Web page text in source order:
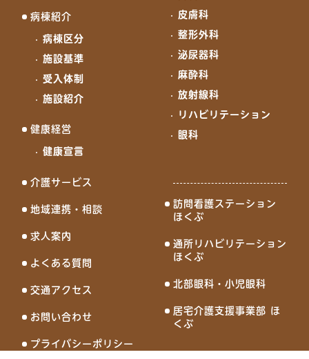
病棟紹介
病棟区分
施設基準
受入体制
施設紹介
健康経営
健康宣言
皮膚科
整形外科
泌尿器科
麻酔科
放射線科
リハビリテーション
眼科
介護サービス
地域連携・相談
求人案内
よくある質問
交通アクセス
お問い合わせ
プライバシーポリシー
訪問看護ステーション
ほくぶ
通所リハビリテーション
ほくぶ
北部眼科・小児眼科
居宅介護支援事業部 ほ
くぶ